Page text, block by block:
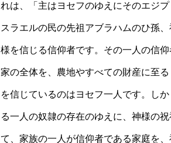
れは、「主はヨセフのゆえにそのエジ
スラエルの民の先祖アブラハムのひ孫
様を信じる信仰者です。その一人の信
家の全体を、農地やすべての財産に至
を信じているのはヨセフ一人です。し
る一人の奴隷の存在のゆえに、神様の
て、家族の一人が信仰者である家庭を